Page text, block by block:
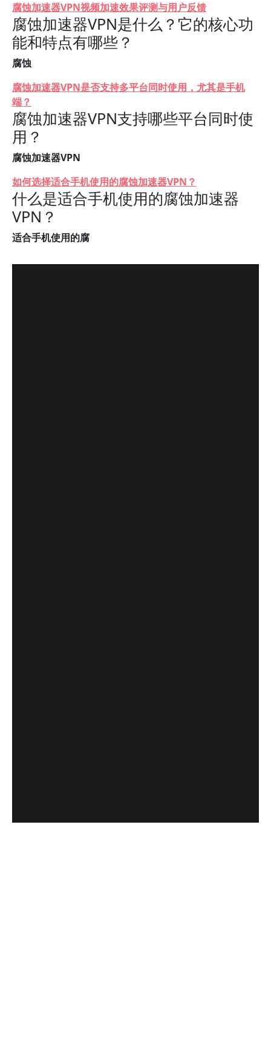
腐蚀加速器VPN视频加速效果评测与用户反馈
腐蚀加速器VPN是什么？它的核心功
能和特点有哪些？
腐蚀
腐蚀加速器VPN是否支持多平台同时使用，尤其是手机
端？
腐蚀加速器VPN支持哪些平台同时使
用？
腐蚀加速器VPN
如何选择适合手机使用的腐蚀加速器VPN？
什么是适合手机使用的腐蚀加速器
VPN？
适合手机使用的腐